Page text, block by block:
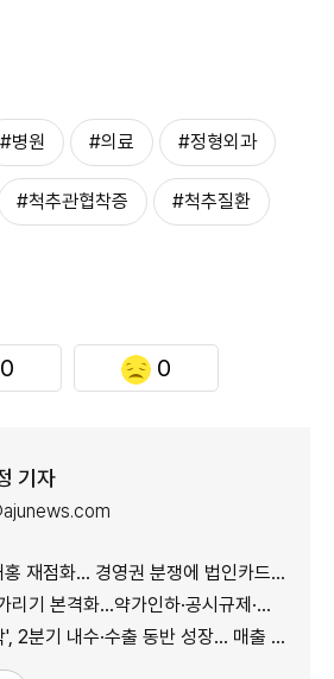
#병원 #의료 #정형외과
#척추관협착증 #척추질환
0 0
기자
… 경영권 분쟁에 법인카드 의혹까지 '악재 지속'
격화…약가인하·공시규제·투자위축까지 '삼중고'
기 내수·수출 동반 성장… 매출 158억원